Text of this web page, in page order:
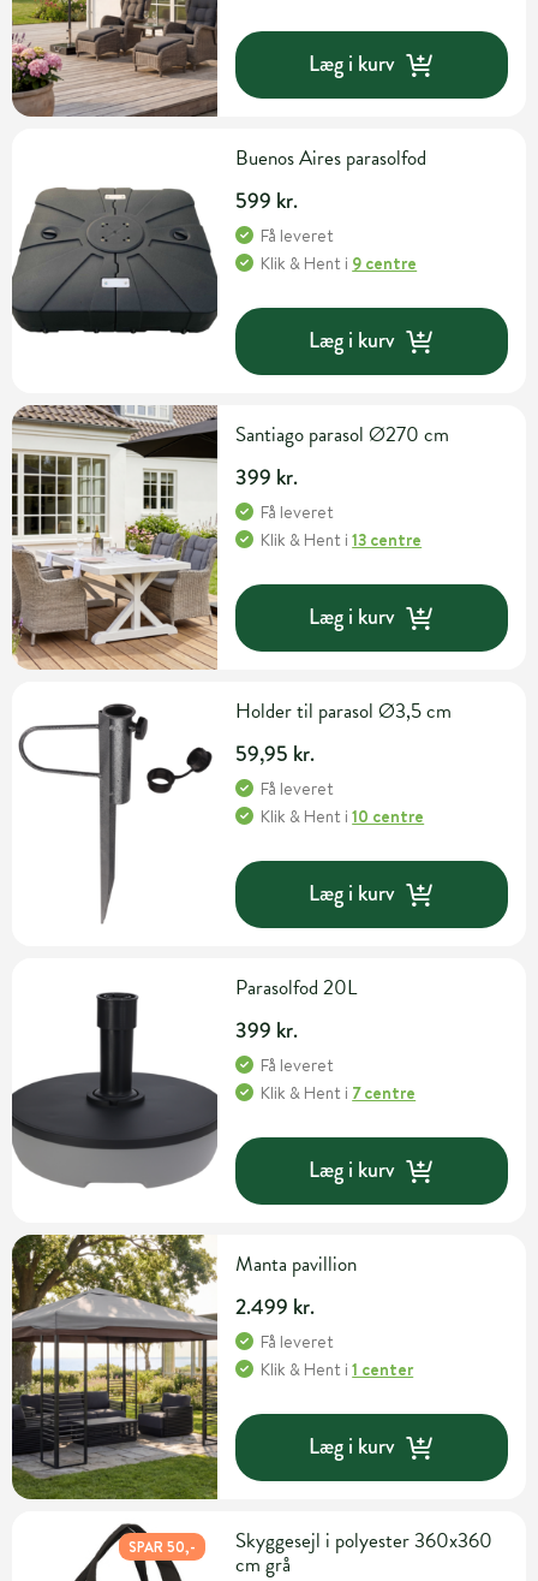
Læg i kurv
Buenos Aires parasolfod
599 kr.
Få leveret
Klik & Hent i 9 centre
Læg i kurv
Santiago parasol Ø270 cm
399 kr.
Få leveret
Klik & Hent i13 centre
Læg i kurv
Holder til parasol Ø3,5 cm
59,95 kr.
Få leveret
Klik & Hent i10 centre
Læg i kurv
Parasolfod 20L
399 kr.
Få leveret
Klik & Hent i 7 centre
Læg i kurv
Manta pavillion
2.499 kr.
Få leveret
Klik & Hent i1 center
Læg i kurv
SPAR 50,-
Skyggesejl i polyester 360x360
cm grå